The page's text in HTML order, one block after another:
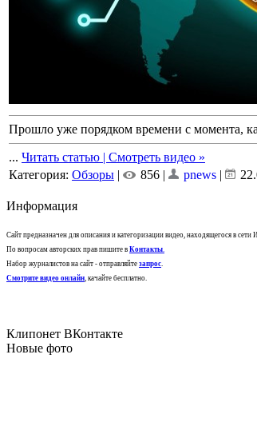
Прошло уже порядком времени с момента,
... Читать статью | Смотреть видео »
Категория: Обзоры | 856 | pnews |
Информация
Сайт предназначен для описания и категоризации видео, находящегося в сети
По вопросам авторских прав пишите в Контакты.
Набор журналистов на сайт - отправляйте запрос.
Смотрите видео онлайн, качайте бесплатно.
Клипонет ВКонтакте
Новые фото